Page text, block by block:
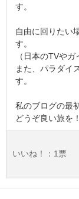
す。
自由に回りたい
す。
（日本のTVや
また、パラダイ
す。
私のブログの最
どうぞ良い旅を！
いいね！： 1 票